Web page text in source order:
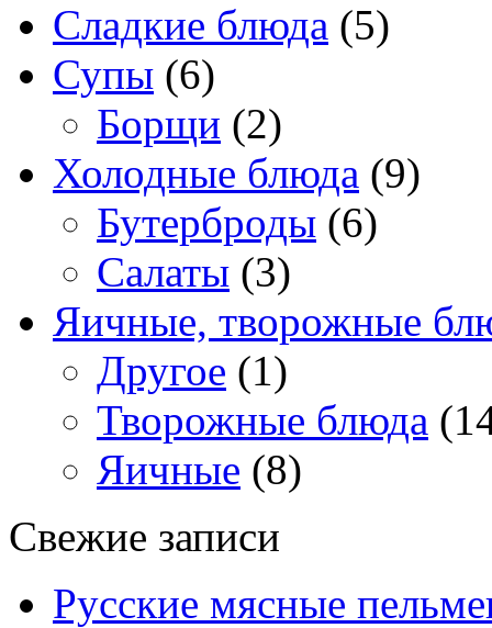
Сладкие блюда (5)
Супы (6)
Борщи (2)
Холодные блюда (9)
Бутерброды (6)
Салаты (3)
Яичные, творожные
Другое (1)
Творожные блюда
Яичные (8)
Свежие записи
Русские мясные